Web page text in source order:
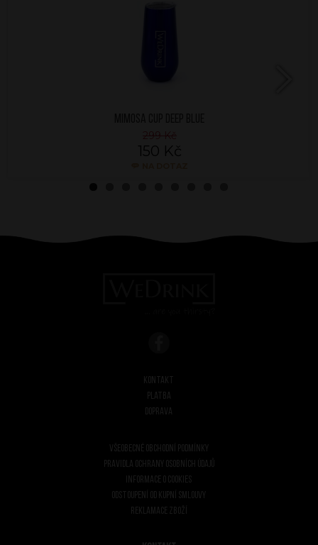
150 Kč
Kontakt
Platba
Doprava
Všeobecné obchodní podmínky
Pravidla ochrany osobních údajů
Informace o cookies
Odstoupení od kupní smlouvy
Reklamace zboží